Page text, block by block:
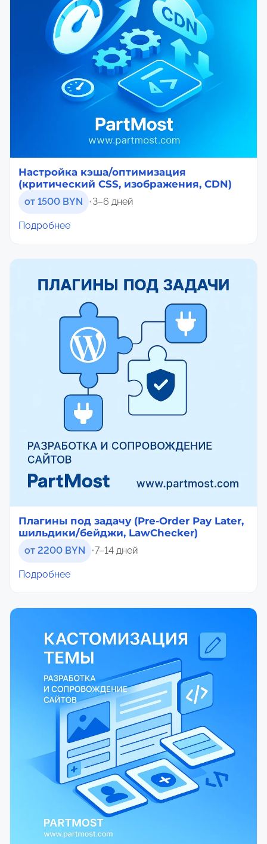
Настройка кэша/оптимизация
(критический CSS, изображения, CDN)
от 1500 BYN •3–6 дней
Подробнее
Плагины под задачу (Pre-Order Pay Later,
шильдики/бейджи, LawChecker)
от 2200 BYN •7–14 дней
Подробнее